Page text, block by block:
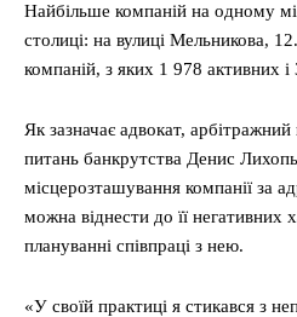
Найбільше компаній на одному
столиці: на вулиці Мельникова,
компаній, з яких 1 978 активних
Як зазначає адвокат,
питань банкрутства Денис
місцерозташування компанії за
можна віднести до її негативних
плануванні співпраці з нею.
«У своїй практиці я стикався з